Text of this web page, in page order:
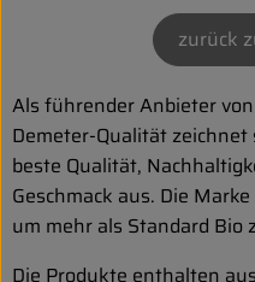
Firmenkunden
zurück
Als führender Anbieter
Demeter-Qualität
beste Qualität,
Geschmack aus. Die
um mehr als Standard Bio
Die Produkte enthalten